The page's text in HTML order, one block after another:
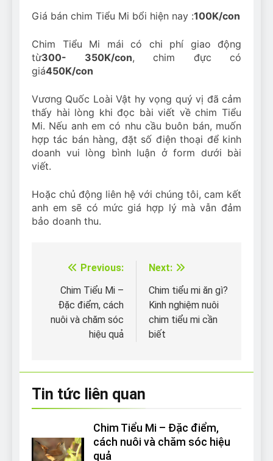
Giá bán chim Tiểu Mi bổi hiện nay :100K/con
Chim Tiểu Mi mái có chi phí giao động
từ300- 350K/con, chim đực có
giá450K/con
Vương Quốc Loài Vật hy vọng quý vị đã cảm
thấy hài lòng khi đọc bài viết về chim Tiểu
Mi. Nếu anh em có nhu cầu buôn bán, muốn
hợp tác bán hàng, đặt số điện thoại để kinh
doanh vui lòng bình luận ở form dưới bài
viết.
Hoặc chủ động liên hệ với chúng tôi, cam kết
anh em sẽ có mức giá hợp lý mà vẫn đảm
bảo doanh thu.
Điều
hướng
bài
Previous:
Chim Tiểu Mi –
Đặc điểm, cách
nuôi và chăm sóc
hiệu quả
Next:
Chim tiểu mi ăn gì?
Kinh nghiệm nuôi
chim tiểu mi cần
biết
Tin tức liên quan
Chim Tiểu Mi – Đặc điểm,
cách nuôi và chăm sóc hiệu
quả